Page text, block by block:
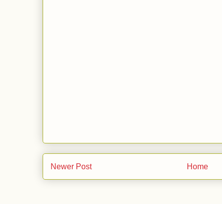
Newer Post Home